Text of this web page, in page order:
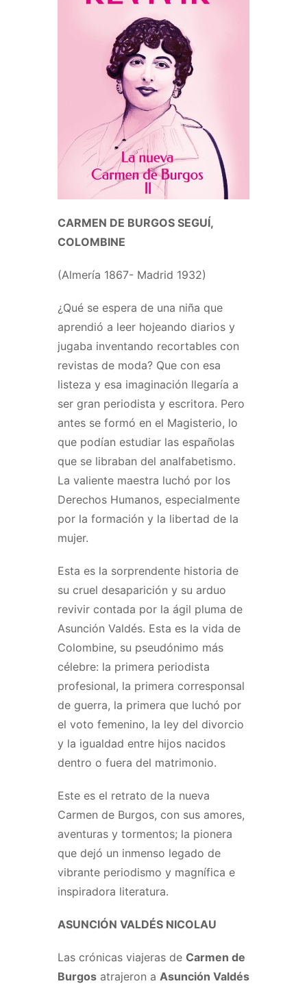
CARMEN DE BURGOS SEGUÍ,
COLOMBINE
(Almería 1867- Madrid 1932)
¿Qué se espera de una niña que
aprendió a leer hojeando diarios y
jugaba inventando recortables con
revistas de moda? Que con esa
listeza y esa imaginación llegaría a
ser gran periodista y escritora. Pero
antes se formó en el Magisterio, lo
que podían estudiar las españolas
que se libraban del analfabetismo.
La valiente maestra luchó por los
Derechos Humanos, especialmente
por la formación y la libertad de la
mujer.
Esta es la sorprendente historia de
su cruel desaparición y su arduo
revivir contada por la ágil pluma de
Asunción Valdés. Esta es la vida de
Colombine, su pseudónimo más
célebre: la primera periodista
profesional, la primera corresponsal
de guerra, la primera que luchó por
el voto femenino, la ley del divorcio
y la igualdad entre hijos nacidos
dentro o fuera del matrimonio.
Este es el retrato de la nueva
Carmen de Burgos, con sus amores,
aventuras y tormentos; la pionera
que dejó un inmenso legado de
vibrante periodismo y magnífica e
inspiradora literatura.
ASUNCIÓN VALDÉS NICOLAU
Las crónicas viajeras de Carmen de
Burgos atrajeron a Asunción Valdés